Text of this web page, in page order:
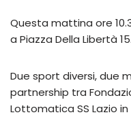
Questa mattina ore
a Piazza Della Libertà 15.
Due sport diversi, due
partnership tra
Lottomatica SS Lazio